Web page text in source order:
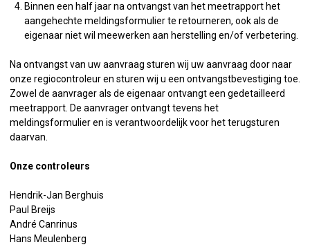
Binnen een half jaar na ontvangst van het meetrapport het
aangehechte meldingsformulier te retourneren, ook als de
eigenaar niet wil meewerken aan herstelling en/of verbetering.
Na ontvangst van uw aanvraag sturen wij uw aanvraag door naar
onze regiocontroleur en sturen wij u een ontvangstbevestiging toe.
Zowel de aanvrager als de eigenaar ontvangt een gedetailleerd
meetrapport. De aanvrager ontvangt tevens het
meldingsformulier en is verantwoordelijk voor het terugsturen
daarvan.
Onze controleurs
Hendrik-Jan Berghuis
Paul Breijs
André Canrinus
Hans Meulenberg